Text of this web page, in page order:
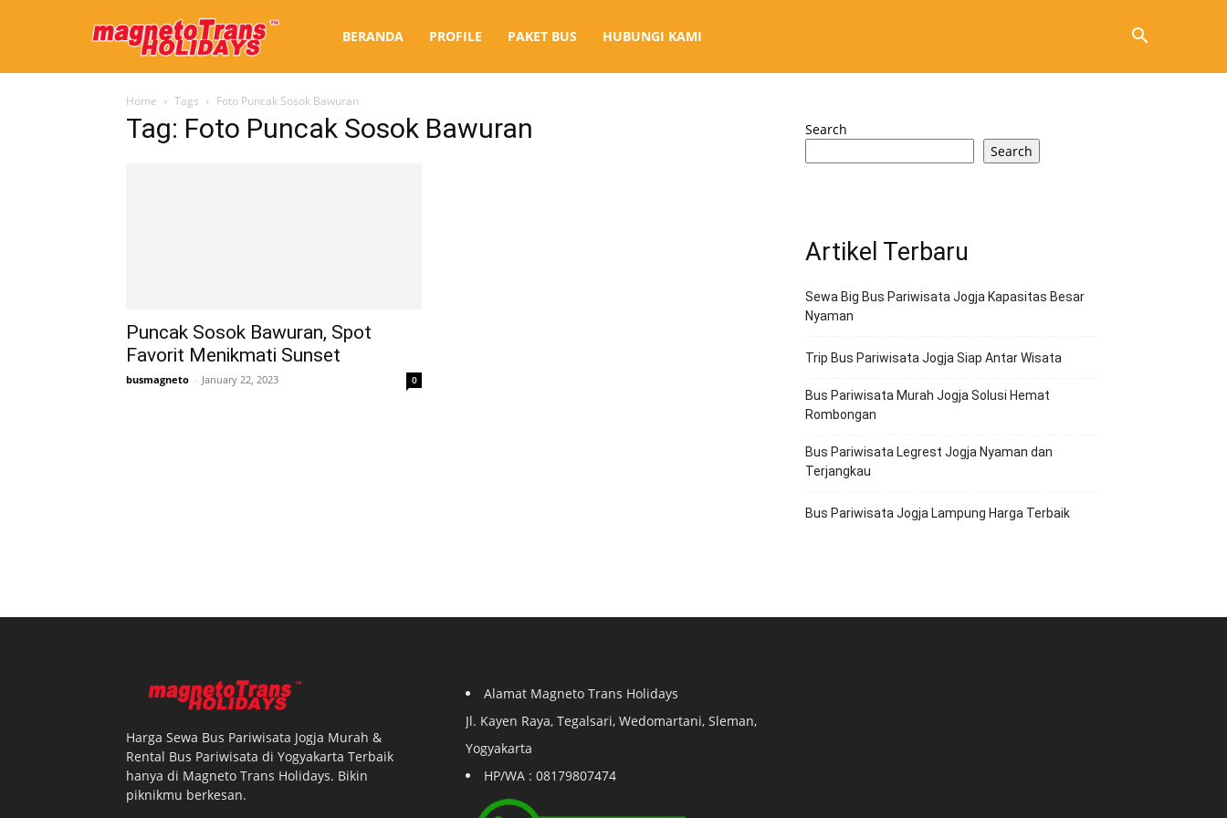
Bus
BERANDA PROFILE PAKET BUS HUBUNGI KAMI
Home Tags Foto Puncak Sosok Bawuran
Tag: Foto Puncak Sosok Bawuran
Puncak Sosok Bawuran, Spot
Favorit Menikmati Sunset
busmagneto - January 22, 2023 0
Search
Search
Artikel Terbaru
Sewa Big Bus Pariwisata Jogja Kapasitas Besar
Nyaman
Trip Bus Pariwisata Jogja Siap Antar Wisata
Bus Pariwisata Murah Jogja Solusi Hemat
Rombongan
Bus Pariwisata Legrest Jogja Nyaman dan
Terjangkau
Bus Pariwisata Jogja Lampung Harga Terbaik
Harga Sewa Bus Pariwisata Jogja Murah &
Rental Bus Pariwisata di Yogyakarta Terbaik
hanya di Magneto Trans Holidays. Bikin
piknikmu berkesan.
Alamat Magneto Trans Holidays
Jl. Kayen Raya, Tegalsari, Wedomartani, Sleman,
Yogyakarta
HP/WA : 08179807474